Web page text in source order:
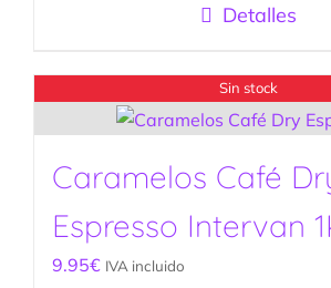
Detalles
Sin stock
Caramelos Café
Espresso Intervan
9.95€ IVA incluido